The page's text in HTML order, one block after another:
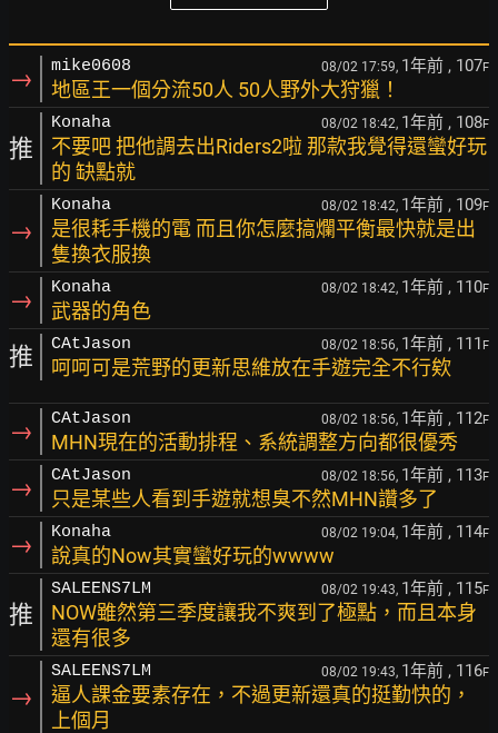
→ mike0608 08/02 17:59, 1年前 , 107F
地區王一個分流50人 50人野外大狩獵！
推
Konaha 08/02 18:42, 1年前 , 108F
不要吧 把他調去出Riders2啦 那款我覺得還蠻好玩
的 缺點就
→
Konaha 08/02 18:42, 1年前 , 109F
是很耗手機的電 而且你怎麼搞爛平衡最快就是出
隻換衣服換
→ Konaha 08/02 18:42, 1年前 , 110F
武器的角色
推 CAtJason 08/02 18:56, 1年前 , 111 F
呵呵可是荒野的更新思維放在手遊完全不行欸
→ CAtJason 08/02 18:56, 1年前 , 112F
MHN現在的活動排程、系統調整方向都很優秀
→ CAtJason 08/02 18:56, 1年前 , 113F
只是某些人看到手遊就想臭不然MHN讚多了
→ Konaha 08/02 19:04, 1年前 , 114F
說真的Now其實蠻好玩的wwww
推
SALEENS7LM 08/02 19:43, 1年前 , 115F
NOW雖然第三季度讓我不爽到了極點，而且本身
還有很多
→
SALEENS7LM 08/02 19:43, 1年前 , 116F
逼人課金要素存在，不過更新還真的挺勤快的，
上個月